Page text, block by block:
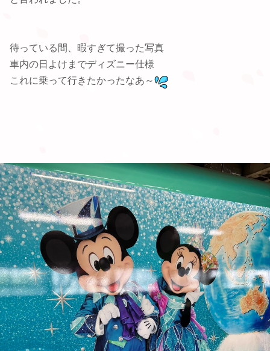
待っている間、暇すぎて撮った写真
車内の日よけまでディズニー仕様
これに乗って行きたかったなあ～